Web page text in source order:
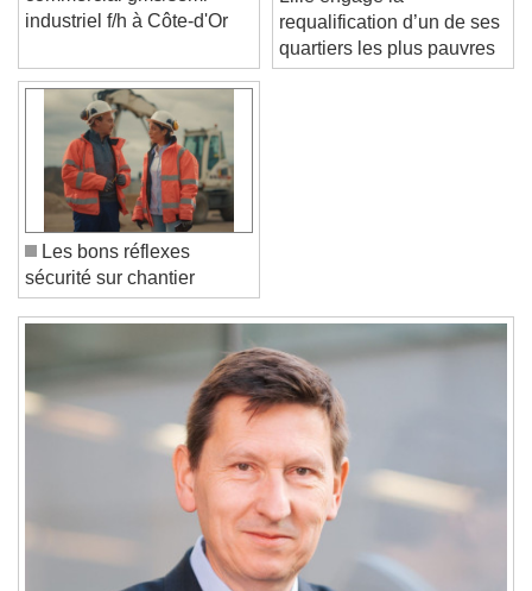
Color Opacity
Text Edge Style
Font Family
Reset
Done
Close Modal Dialog
End of dialog window.
commercial gms/semi
Lille engage la
requalification d’un de ses
quartiers les plus pauvres
Les bons réflexes
sécurité sur chantier